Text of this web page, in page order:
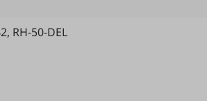
, RH-50-DEL